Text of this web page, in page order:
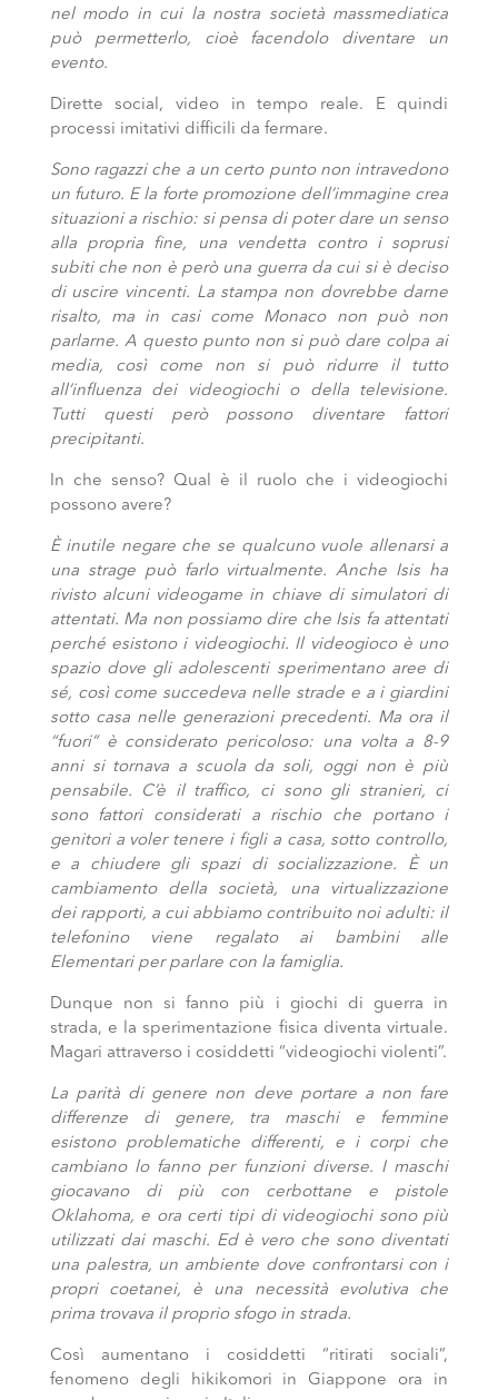
nel modo in cui la nostra società massmediatica
può permetterlo, cioè facendolo diventare un
evento.
Dirette social, video in tempo reale. E quindi
processi imitativi difficili da fermare.
Sono ragazzi che a un certo punto non intravedono
un futuro. E la forte promozione dell’immagine crea
situazioni a rischio: si pensa di poter dare un senso
alla propria fine, una vendetta contro i soprusi
subiti che non è però una guerra da cui si è deciso
di uscire vincenti. La stampa non dovrebbe darne
risalto, ma in casi come Monaco non può non
parlarne. A questo punto non si può dare colpa ai
media, così come non si può ridurre il tutto
all’influenza dei videogiochi o della televisione.
Tutti questi però possono diventare fattori
precipitanti.
In che senso? Qual è il ruolo che i videogiochi
possono avere?
È inutile negare che se qualcuno vuole allenarsi a
una strage può farlo virtualmente. Anche Isis ha
rivisto alcuni videogame in chiave di simulatori di
attentati. Ma non possiamo dire che Isis fa attentati
perché esistono i videogiochi. Il videogioco è uno
spazio dove gli adolescenti sperimentano aree di
sé, così come succedeva nelle strade e a i giardini
sotto casa nelle generazioni precedenti. Ma ora il
“fuori” è considerato pericoloso: una volta a 8-9
anni si tornava a scuola da soli, oggi non è più
pensabile. C’è il traffico, ci sono gli stranieri, ci
sono fattori considerati a rischio che portano i
genitori a voler tenere i figli a casa, sotto controllo,
e a chiudere gli spazi di socializzazione. È un
cambiamento della società, una virtualizzazione
dei rapporti, a cui abbiamo contribuito noi adulti: il
telefonino viene regalato ai bambini alle
Elementari per parlare con la famiglia.
Dunque non si fanno più i giochi di guerra in
strada, e la sperimentazione fisica diventa virtuale.
Magari attraverso i cosiddetti “videogiochi violenti”.
La parità di genere non deve portare a non fare
differenze di genere, tra maschi e femmine
esistono problematiche differenti, e i corpi che
cambiano lo fanno per funzioni diverse. I maschi
giocavano di più con cerbottane e pistole
Oklahoma, e ora certi tipi di videogiochi sono più
utilizzati dai maschi. Ed è vero che sono diventati
una palestra, un ambiente dove confrontarsi con i
propri coetanei, è una necessità evolutiva che
prima trovava il proprio sfogo in strada.
Così aumentano i cosiddetti “ritirati sociali”,
fenomeno degli hikikomori in Giappone ora in